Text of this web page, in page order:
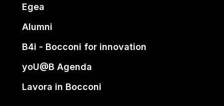
Egea
Alumni
B4i - Bocconi for innovation
yoU@B Agenda
Lavora in Bocconi